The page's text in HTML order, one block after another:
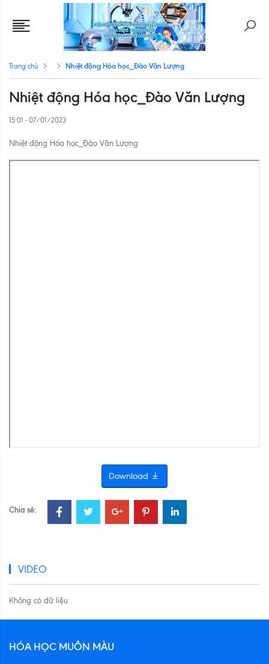
Trang chủ Nhiệt động Hóa học_Đào Văn Lượng
Nhiệt động Hóa học_Đào Văn Lượng
15:01 - 07/01/2023
Nhiệt động Hóa học_Đào Văn Lượng
Download
Chia sẻ:
VIDEO
Không có dữ liệu
HÓA HỌC MUÔN MÀU